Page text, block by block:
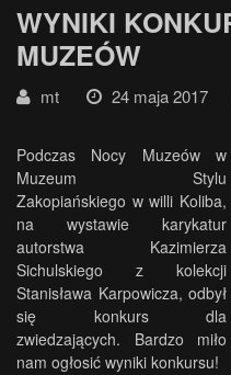
WYNIKI
MUZEÓW
mt 24 maja 2017
Podczas Nocy Muzeów w
Muzeum Stylu
Zakopiańskiego w willi Koliba,
na wystawie karykatur
autorstwa Kazimierza
Sichulskiego z kolekcji
Stanisława Karpowicza, odbył
się konkurs dla
zwiedzających. Bardzo miło
nam ogłosić wyniki konkursu!